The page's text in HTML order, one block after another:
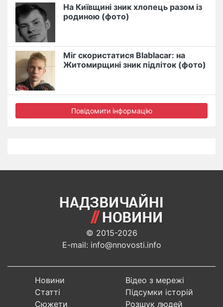
На Київщині зник хлопець разом із
родиною (фото)
Міг скористатися Blablacar: на
Житомирщині зник підліток (фото)
Повідомити інформацію
© 2015-2026
E-mail: info@nnovosti.info
Новини
Статті
Сюжети
Відео з мережі
Підсумки історій
Розшук людей